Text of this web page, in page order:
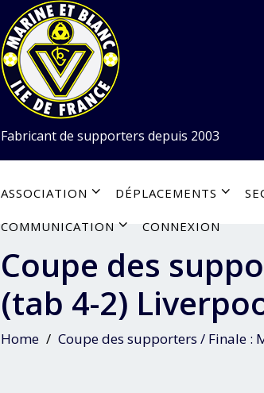
Fabricant de supporters depuis 2003
ASSOCIATION DÉPLACEMENTS
COMMUNICATION CONNEXION
Coupe des
(tab 4-2)
Home Coupe des supporters / Finale :